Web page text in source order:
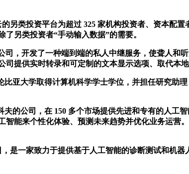
类投资平台为超过 325 家机构投资者、资本配
另类投资者“手动输入数据”的需要。
，开发了一种端到端的私人中继服务，使聋人和
司提供实时转录和可定制的文本显示选项、取代本
亚大学取得计算机科学学士学位，并担任研究助
公司，在 150 多个市场提供先进和专有的人工
智能来个性化体验、预测未来趋势并优化业务运
一家致力于提供基于人工智能的诊断测试和机